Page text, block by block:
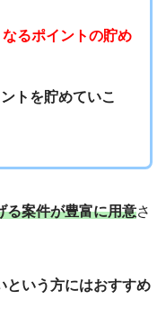
るポイントの貯め
トを貯めていこ
る案件が豊富に用意さ
という方にはおすすめ